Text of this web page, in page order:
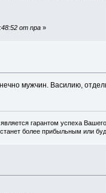
от npa»
мужчин. Василию,
гарантом успеха
более прибыльным или